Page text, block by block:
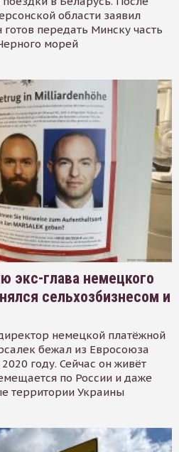
области заявил
передать Минску часть
морей
экс-глава немецкого
сельхозбизнесом и
немецкой платёжной
бежал из Евросоюза
году. Сейчас он живёт
по России и даже
территории Украины